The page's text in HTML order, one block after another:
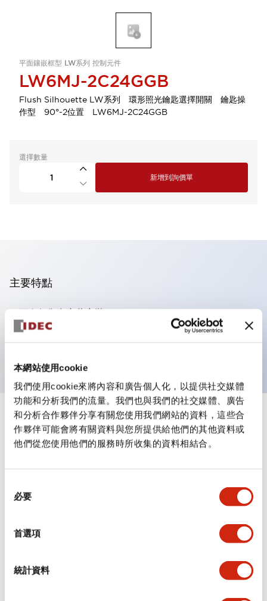
本網站使用cookie
我們使用cookie來將內容和廣告個人化，以提供社交媒體
功能和分析我們的流量。我們也與我們的社交媒體、廣告
和分析合作夥伴分享有關您使用我們網站的資料，這些合
作夥伴可能會將有關資料與您所提供給他們的其他資料或
他們從您使用他們的服務時所收集的資料相結合。
必要
首選項
統計資料
平面鑲嵌框型 LW系列 控制元件
LW6MJ-2C24GGB
Flush Silhouette LW系列 環形照光鑰匙選擇開關 鑰匙操
作型 90°-2位置 LW6MJ-2C24GGB
選擇數量
新增到詢價單
主要特點
可進行集合密著安裝
附鎖選擇開關採用高安全性的彈子鎖結構
規格 顯示全部
審美規範
安裝和安裝規範